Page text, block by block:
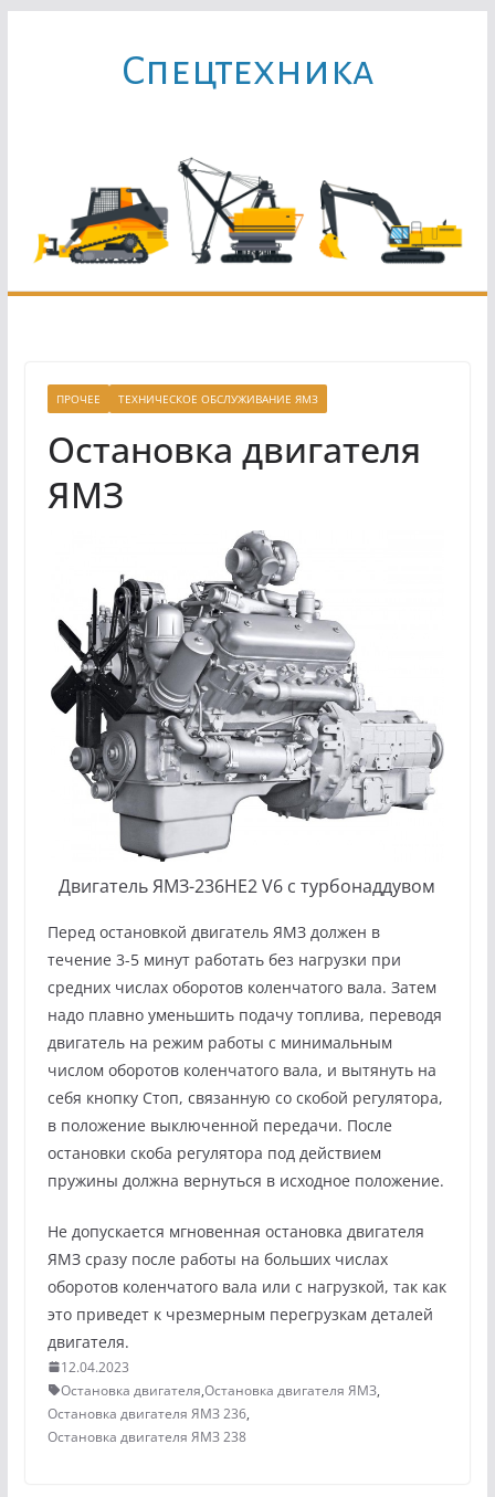
содержимомуCпецтехника
ПРОЧЕЕ ТЕХНИЧЕСКОЕ ОБСЛУЖИВАНИЕ ЯМЗ
Остановка двигателя
ЯМЗ
Двигатель ЯМЗ-236НЕ2 V6 с турбонаддувом
Перед остановкой двигатель ЯМЗ должен в
течение 3-5 минут работать без нагрузки при
средних числах оборотов коленчатого вала. Затем
надо плавно уменьшить подачу топлива, переводя
двигатель на режим работы с минимальным
числом оборотов коленчатого вала, и вытя­нуть на
себя кнопку Стоп, связанную со скобой регулятора,
в поло­жение выключенной передачи. После
остановки скоба регулятора под действием
пружины должна вернуться в исходное положение.
Не допускается мгновенная остановка двигателя
ЯМЗ сразу после работы на больших числах
оборотов коленчатого вала или с нагруз­кой, так как
это приведет к чрезмерным перегрузкам деталей
дви­гателя.
12.04.2023
Остановка двигателя,Остановка двигателя ЯМЗ,
Остановка двигателя ЯМЗ 236,
Остановка двигателя ЯМЗ 238